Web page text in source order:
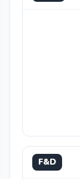
F&D